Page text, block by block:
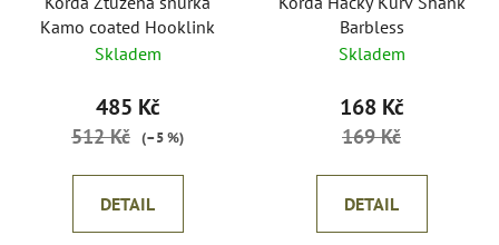
Kamo coated Hooklink
Skladem
485 Kč
512 Kč (–5 %)
DETAIL
Barbless
Skladem
168 Kč
169 Kč
DETAIL